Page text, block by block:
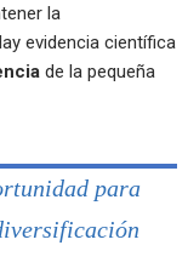
la
evidencia científica
de la pequeña
para